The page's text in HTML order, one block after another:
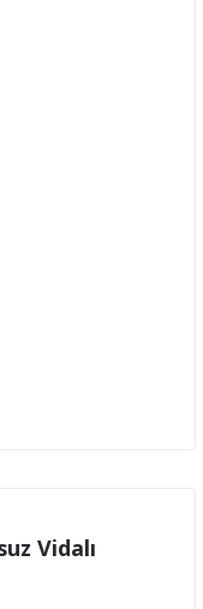
Vidalı